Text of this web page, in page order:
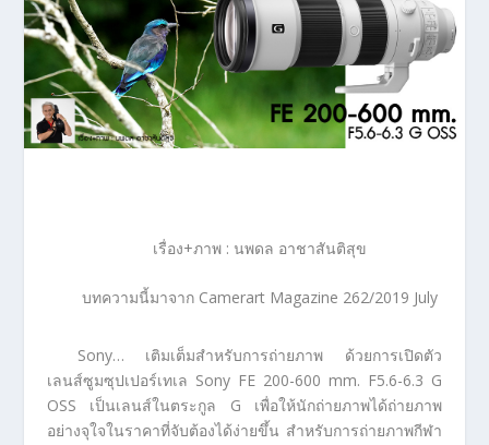
เรื่อง+ภาพ : นพดล อาชาสันติสุข
บทความนี้มาจาก Camerart Magazine 262/2019 July
Sony… เติมเต็มสำหรับการถ่ายภาพ ด้วยการเปิดตัว
เลนส์ซูมซุปเปอร์เทเล Sony FE 200-600 mm. F5.6-6.3 G
OSS เป็นเลนส์ในตระกูล G เพื่อให้นักถ่ายภาพได้ถ่ายภาพ
อย่างจุใจในราคาที่จับต้องได้ง่ายขึ้น สำหรับการถ่ายภาพกีฬา